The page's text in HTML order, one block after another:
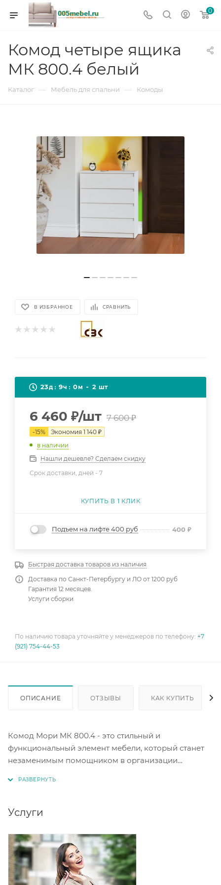
0
Комод четыре ящика
МК 800.4 белый
Каталог — Мебель для спальни — Комоды
В ИЗБРАННОЕ СРАВНИТЬ
23д 9ч 0м 2 шт
6 460 ₽/шт 7 600₽
-15% Экономия 1 140 ₽
в наличии
Нашли дешевле? Сделаем скидку
Срок доставки, дней - 7
КУПИТЬ В 1 КЛИК
Подъем на лифте 400 руб 400 ₽
Быстрая доставка товаров из наличия
Доставка по Санкт-Петербургу и ЛО от 1200 руб
Гарантия 12 месяцев.
Услуги сборки
По наличию товара уточняйте у менеджеров по телефону: +7
(921) 754-44-53
ОПИСАНИЕ ОТЗЫВЫ КАК КУПИТЬ
Комод Мори МК 800.4 - это стильный и
функциональный элемент мебели, который станет
незаменимым помощником в организации
позволяет ему гармонично вписаться в любой
и свежесть, делая его визуально более просторным.
Комод оснащен четырьмя выдвижными ящиками
на роликовых направляющих, что обеспечивает
Услуги